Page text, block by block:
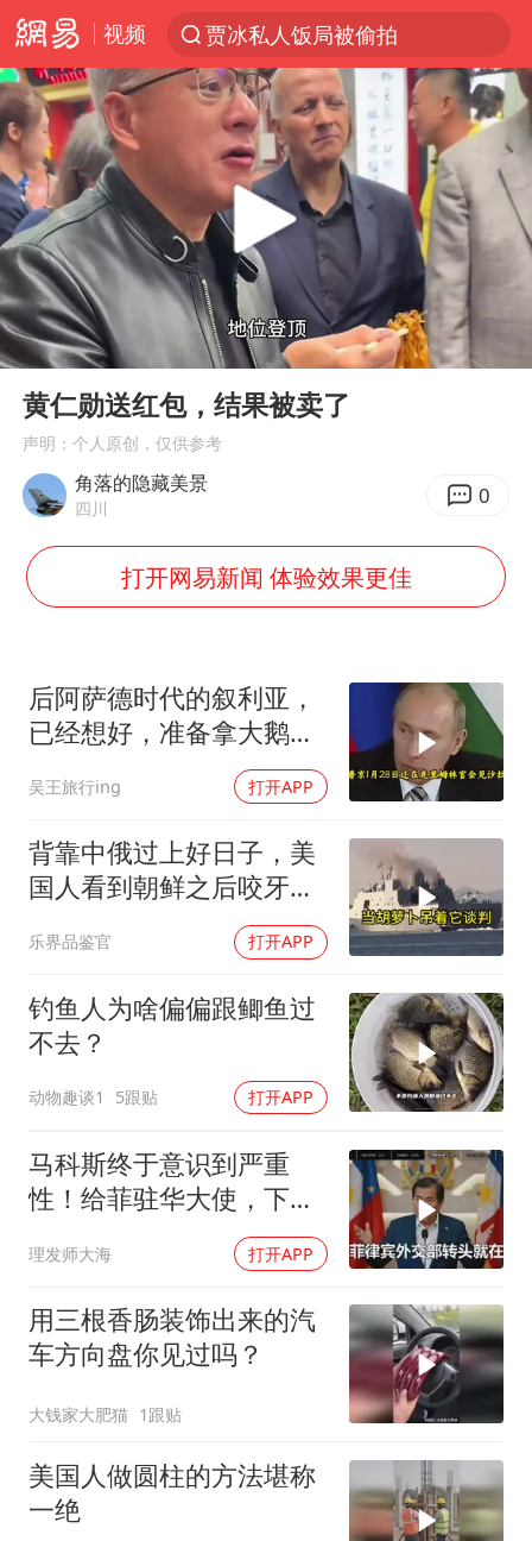
视频
贾冰私人饭局被偷拍
新能源汽车产业链提速
费大厨不自称“大王”了
大疆错失宇树
演员秦焰去世 曾出演《狂飙》
医疗垃圾做手机壳 这也是谋财害命
部分银行上调存款利率
朱一龙的鼻子怎么了
成都多趟列车临时停运
货车高速制动失灵 交警护航化险为夷
下党之路
Play
00:00 03:38
黄仁勋送红包，结果被卖了
声明：个人原创，仅供参考
角落的隐藏美景
四川 0
打开网易新闻 体验效果更佳
后阿萨德时代的叙利亚，
已经想好，准备拿大鹅石
吴王旅行ing 打开APP
背靠中俄过上好日子，美
国人看到朝鲜之后咬牙切
乐界品鉴官 打开APP
钓鱼人为啥偏偏跟鲫鱼过
不去？
动物趣谈1 5跟贴 打开APP
马科斯终于意识到严重
性！给菲驻华大使，下达
5个必须完成的任务
理发师大海 打开APP
用三根香肠装饰出来的汽
车方向盘你见过吗？
大钱家大肥猫 1跟贴
美国人做圆柱的方法堪称
一绝